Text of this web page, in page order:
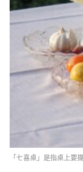
「七喜桌」是指桌上要